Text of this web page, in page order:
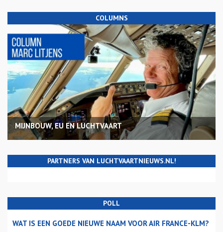
COLUMNS
MIJNBOUW, EU EN LUCHTVAART
PARTNERS VAN LUCHTVAARTNIEUWS.NL!
POLL
WAT IS EEN GOEDE NIEUWE NAAM VOOR AIR FRANCE-KLM?